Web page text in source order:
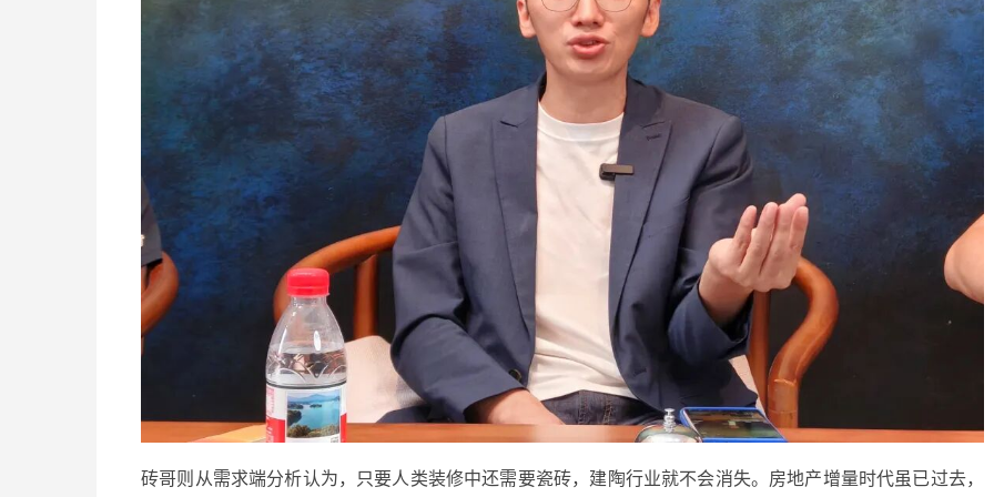
砖哥则从需求端分析认为，只要人类装修中还需要瓷砖，建陶行业就不会消失。房地产增量时代虽已过去，